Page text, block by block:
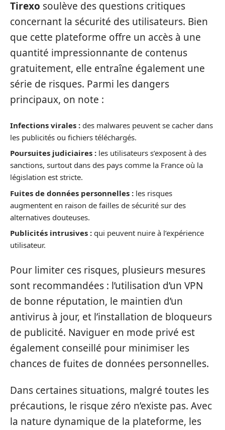
Tirexo soulève des questions critiques
concernant la sécurité des utilisateurs. Bien
que cette plateforme offre un accès à une
quantité impressionnante de contenus
gratuitement, elle entraîne également une
série de risques. Parmi les dangers
principaux, on note :
Infections virales : des malwares peuvent se cacher dans
les publicités ou fichiers téléchargés.
Poursuites judiciaires : les utilisateurs s’exposent à des
sanctions, surtout dans des pays comme la France où la
législation est stricte.
Fuites de données personnelles : les risques
augmentent en raison de failles de sécurité sur des
alternatives douteuses.
Publicités intrusives : qui peuvent nuire à l’expérience
utilisateur.
Pour limiter ces risques, plusieurs mesures
sont recommandées : l’utilisation d’un VPN
de bonne réputation, le maintien d’un
antivirus à jour, et l’installation de bloqueurs
de publicité. Naviguer en mode privé est
également conseillé pour minimiser les
chances de fuites de données personnelles.
Dans certaines situations, malgré toutes les
précautions, le risque zéro n’existe pas. Avec
la nature dynamique de la plateforme, les